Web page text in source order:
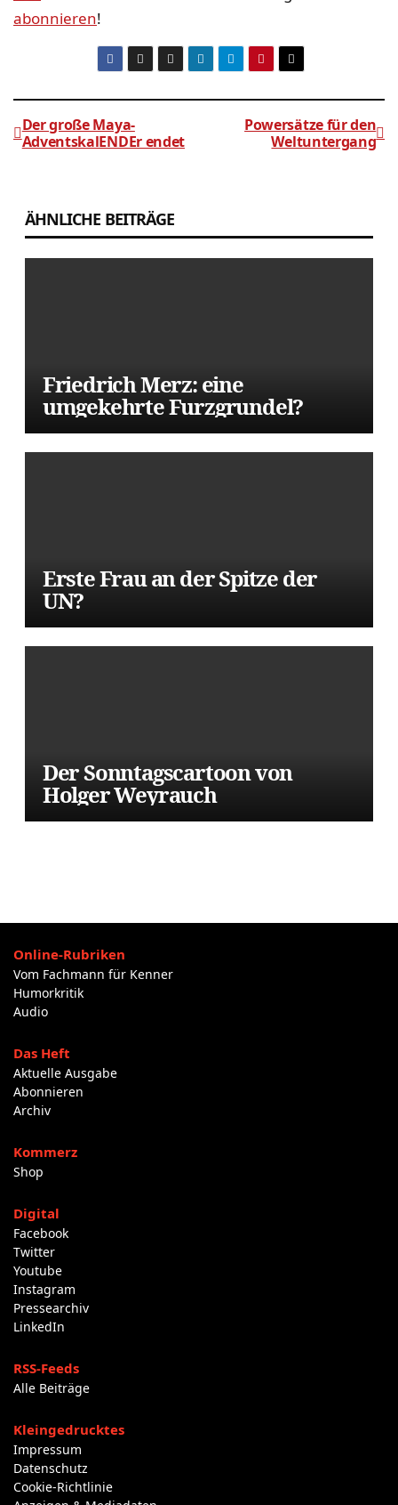
abonnieren!
Powersätze für den
Weltuntergang
Der große Maya-
AdventskalENDEr endet
ÄHNLICHE BEITRÄGE
Friedrich Merz: eine
umgekehrte Furzgrundel?
Erste Frau an der Spitze der
UN?
Der Sonntagscartoon von
Holger Weyrauch
Online-Rubriken
Vom Fachmann für Kenner
Humorkritik
Audio
Das Heft
Aktuelle Ausgabe
Abonnieren
Archiv
Kommerz
Shop
Digital
Facebook
Twitter
Youtube
Instagram
Pressearchiv
LinkedIn
RSS-Feeds
Alle Beiträge
Kleingedrucktes
Impressum
Datenschutz
Cookie-Richtlinie